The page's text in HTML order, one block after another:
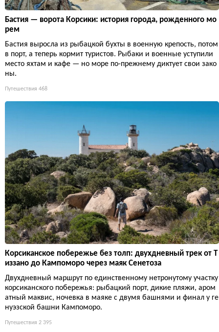
Бастия — ворота Корсики: история города, рожденного мо
рем
Бастия выросла из рыбацкой бухты в военную крепость, потом
в порт, а теперь кормит туристов. Рыбаки и военные уступили
место яхтам и кафе — но море по-прежнему диктует свои зако
ны.
Путешествия 468
Корсиканское побережье без толп: двухдневный трек от Т
иззано до Кампоморо через маяк Сенетоза
Двухдневный маршрут по единственному нетронутому участку
корсиканского побережья: рыбацкий порт, дикие пляжи, аром
атный маквис, ночевка в маяке с двумя башнями и финал у ге
нуэзской башни Кампоморо.
Путешествия 2 395